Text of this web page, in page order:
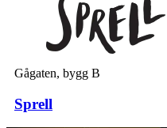
Gågaten, bygg B
Sprell